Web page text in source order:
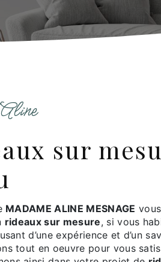
MADAME ALINE MESNAGE
rideaux sur mesure, si vous
d’une expérience et d’un
tout en oeuvre pour vous